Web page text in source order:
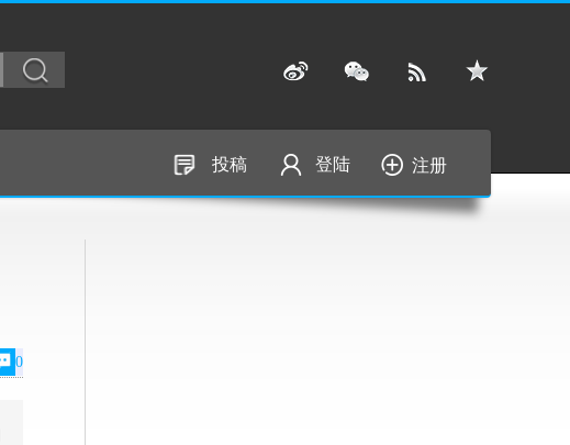
投稿 登陆 注册
0